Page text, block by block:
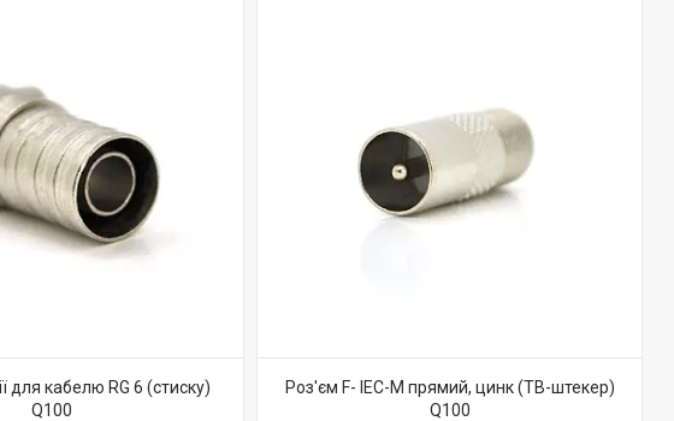
для кабелю RG 6 (стиску)
Q100
Роз'єм F- IEC-M прямий, цинк (ТВ-штекер)
Q100